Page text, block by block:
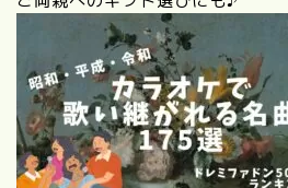
【保存版】モ
代シングル
位・カップリ
【2026最